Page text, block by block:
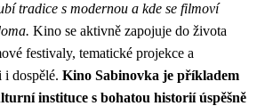
tradice s modernou a kde se filmoví
Kino se aktivně zapojuje do života
festivaly, tematické projekce a
dospělé. Kino Sabinovka je příkladem
instituce s bohatou historií úspěšně